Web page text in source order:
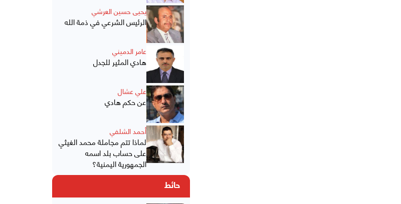
يحيى حسين العرشي
الرئيس الشرعي في ذمة الله
عامر الدميني
هادي المثير للجدل
علي عشال
عن حكم هادي
أحمد الشلفي
لماذا تتم مجاملة محمد الغيثي
على حساب بلد اسمه
الجمهورية اليمنية؟
حائط